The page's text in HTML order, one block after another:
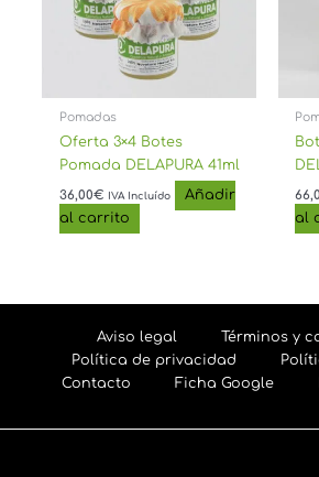
Pomadas
Oferta 3×4 Botes
Pomada DELAPURA 41ml
36,00€ IVA Incluído
Añadir
al carrito
al
Aviso legal
Términos y
Política de privacidad
Contacto
Ficha Google